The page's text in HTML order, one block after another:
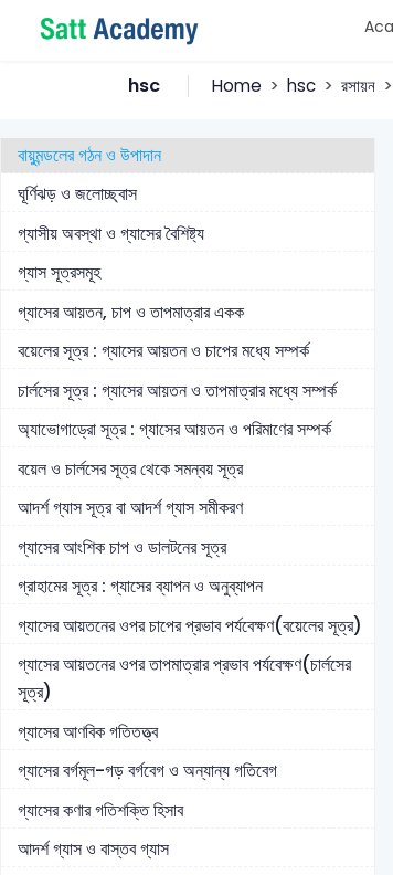
hsc Home hsc রসায়ন
খাদ্যদ্রব্য সংরক্ষণে ভিনেগারের গুরুত্ব
রসায়ন দ্বিতীয় পত্র
বায়ুমন্ডলের গঠন ও উপাদান
ঘূর্ণিঝড় ও জলোচ্ছ্বাস
গ্যাসীয় অবস্থা ও গ্যাসের বৈশিষ্ট্য
গ্যাস সূত্রসমূহ
গ্যাসের আয়তন, চাপ ও তাপমাত্রার একক
বয়েলের সূত্র : গ্যাসের আয়তন ও চাপের মধ্যে সম্পর্ক
চার্লসের সূত্র : গ্যাসের আয়তন ও তাপমাত্রার মধ্যে সম্পর্ক
অ্যাভোগাড্রো সূত্র : গ্যাসের আয়তন ও পরিমাণের সম্পর্ক
বয়েল ও চার্লসের সূত্র থেকে সমন্বয় সূত্র
আদর্শ গ্যাস সূত্র বা আদর্শ গ্যাস সমীকরণ
গ্যাসের আংশিক চাপ ও ডালটনের সূত্র
গ্রাহামের সূত্র : গ্যাসের ব্যাপন ও অনুব্যাপন
গ্যাসের আয়তনের ওপর চাপের প্রভাব পর্যবেক্ষণ(বয়েলের সূত্র)
গ্যাসের আয়তনের ওপর তাপমাত্রার প্রভাব পর্যবেক্ষণ(চার্লসের
সূত্র)
গ্যাসের আণবিক গতিতত্ত্ব
গ্যাসের বর্গমূল-গড় বর্গবেগ ও অন্যান্য গতিবেগ
গ্যাসের কণার গতিশক্তি হিসাব
আদর্শ গ্যাস ও বাস্তব গ্যাস